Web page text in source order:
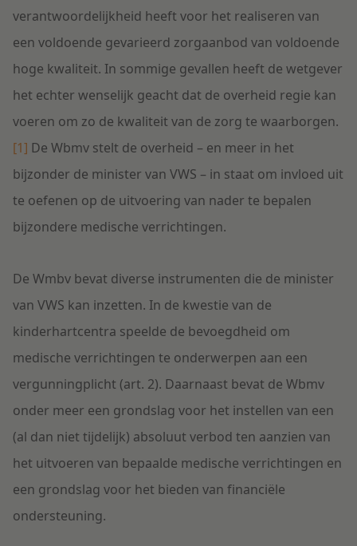
verantwoordelijkheid heeft voor het realiseren van
een voldoende gevarieerd zorgaanbod van voldoende
hoge kwaliteit. In sommige gevallen heeft de wetgever
het echter wenselijk geacht dat de overheid regie kan
voeren om zo de kwaliteit van de zorg te waarborgen.
[1] De Wbmv stelt de overheid – en meer in het
bijzonder de minister van VWS – in staat om invloed uit
te oefenen op de uitvoering van nader te bepalen
bijzondere medische verrichtingen.
De Wmbv bevat diverse instrumenten die de minister
van VWS kan inzetten. In de kwestie van de
kinderhartcentra speelde de bevoegdheid om
medische verrichtingen te onderwerpen aan een
vergunningplicht (art. 2). Daarnaast bevat de Wbmv
onder meer een grondslag voor het instellen van een
(al dan niet tijdelijk) absoluut verbod ten aanzien van
het uitvoeren van bepaalde medische verrichtingen en
een grondslag voor het bieden van financiële
ondersteuning.